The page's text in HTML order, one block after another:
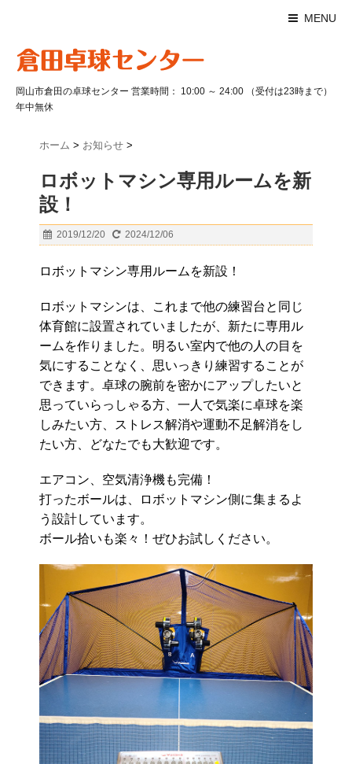
MENU
岡山市倉田の卓球センター 営業時間： 10:00 ～ 24:00 （受付は23時まで）
年中無休
ホーム > お知らせ >
ロボットマシン専用ルームを新
設！
2019/12/20 2024/12/06
ロボットマシン専用ルームを新設！
ロボットマシンは、これまで他の練習台と同じ
体育館に設置されていましたが、新たに専用ル
ームを作りました。明るい室内で他の人の目を
気にすることなく、思いっきり練習することが
できます。卓球の腕前を密かにアップしたいと
思っていらっしゃる方、一人で気楽に卓球を楽
しみたい方、ストレス解消や運動不足解消をし
たい方、どなたでも大歓迎です。
エアコン、空気清浄機も完備！
打ったボールは、ロボットマシン側に集まるよ
う設計しています。
ボール拾いも楽々！ぜひお試しください。